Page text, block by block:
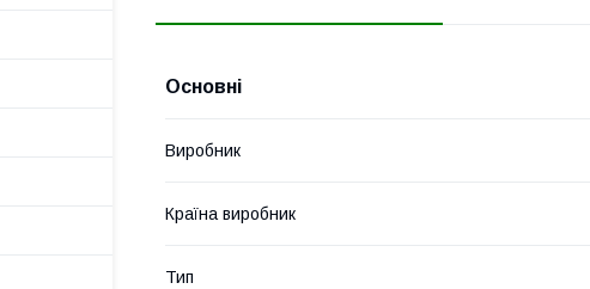
Основні
Виробник
Країна виробник
Тип